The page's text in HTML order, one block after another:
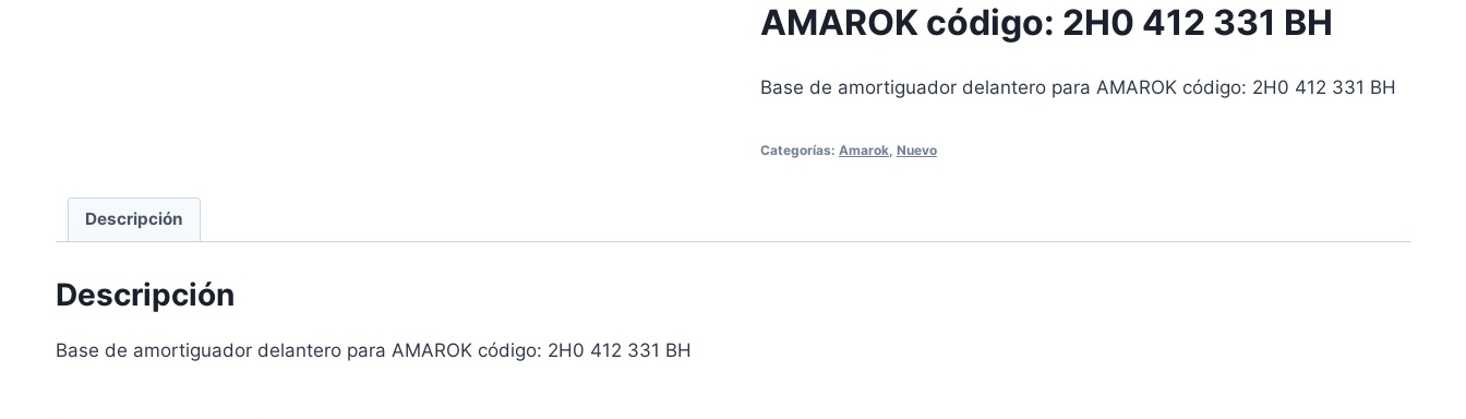
AMAROK código: 2H0 412 331 BH
Base de amortiguador delantero para AMAROK código: 2H0 412 331 BH
Categorías: Amarok, Nuevo
Descripción
Descripción
Base de amortiguador delantero para AMAROK código: 2H0 412 331 BH